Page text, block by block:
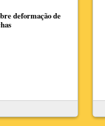
deformação de